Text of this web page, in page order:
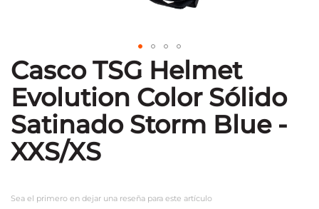
Saltar
al
comienzo
de
la
galería
de
imágenes
Casco TSG Helmet
Evolution Color Sólido
Satinado Storm Blue -
XXS/XS
Sea el primero en dejar una reseña para este artículo